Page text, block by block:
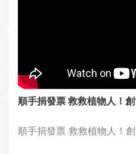
順手捐發票 救救植物人！
順手捐發票 救救植物人！